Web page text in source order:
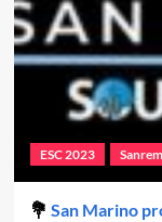
(37–
11)
ESC 2023
San Marino